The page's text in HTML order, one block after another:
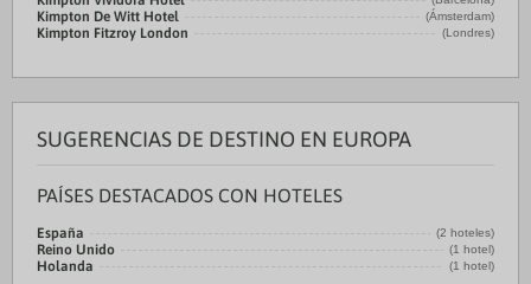
Kimpton De Witt Hotel (Ámsterdam)
Kimpton Fitzroy London (Londres)
SUGERENCIAS DE DESTINO EN EUROPA
PAÍSES DESTACADOS CON HOTELES
España (2 hoteles)
Reino Unido (1 hotel)
Holanda (1 hotel)